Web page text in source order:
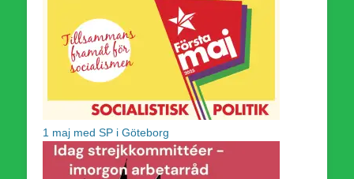
1 maj med SP i Göteborg